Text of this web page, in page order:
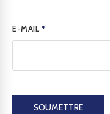
E-MAIL *
SOUMETTRE